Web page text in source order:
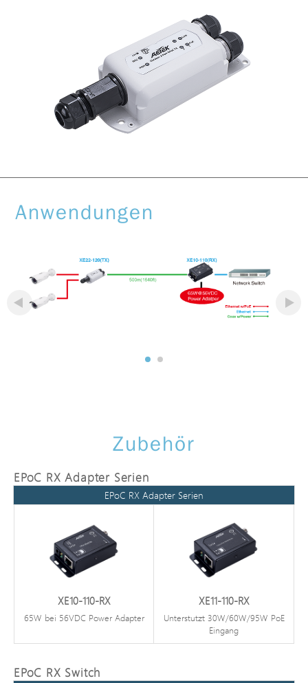
Anwendungen
Zubehör
EPoC RX Adapter Serien
EPoC RX Adapter Serien
XE10-110-RX
65W bei 56VDC Power Adapter
XE11-110-RX
Unterstützt 30W/60W/95W PoE
Eingang
EPoC RX Switch